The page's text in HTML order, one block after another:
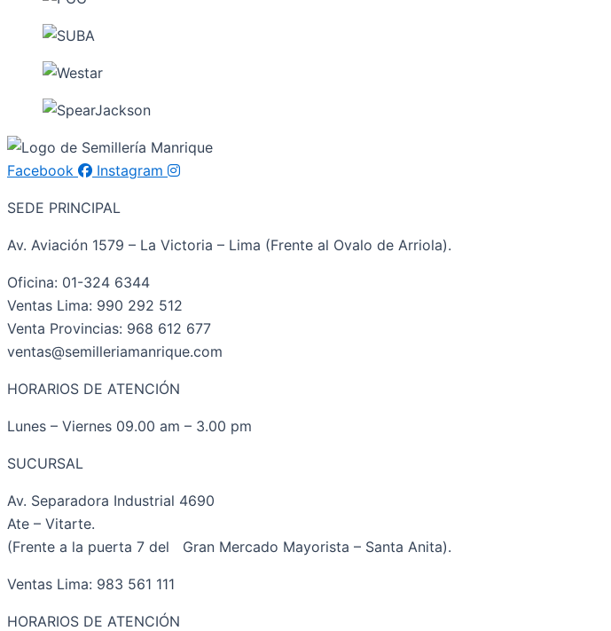
Facebook Instagram
SEDE PRINCIPAL
Av. Aviación 1579 – La Victoria – Lima (Frente al Ovalo de Arriola).
Oficina: 01-324 6344
Ventas Lima: 990 292 512
Venta Provincias: 968 612 677
ventas@semilleriamanrique.com
HORARIOS DE ATENCIÓN
Lunes – Viernes 09.00 am – 3.00 pm
SUCURSAL
Av. Separadora Industrial 4690
Ate – Vitarte.
(Frente a la puerta 7 del Gran Mercado Mayorista – Santa Anita).
Ventas Lima: 983 561 111
HORARIOS DE ATENCIÓN